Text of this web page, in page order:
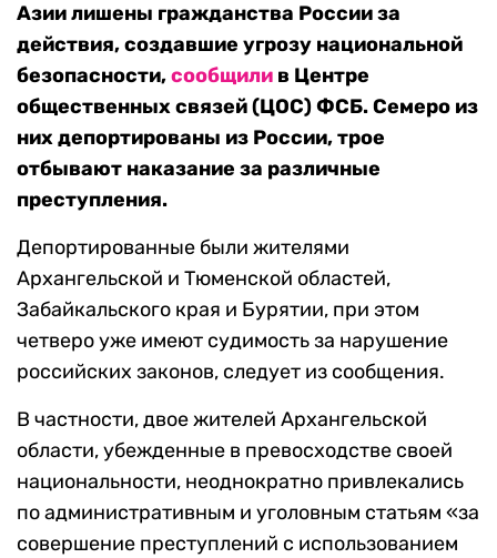
Азии лишены гражданства России за
действия, создавшие угрозу национальной
безопасности,сообщили в Центре
общественных связей (ЦОС) ФСБ. Семеро из
них депортированы из России, трое
отбывают наказание за различные
преступления.
Депортированные были жителями
Архангельской и Тюменской областей,
Забайкальского края и Бурятии, при этом
четверо уже имеют судимость за нарушение
российских законов, следует из сообщения.
В частности, двое жителей Архангельской
области, убежденные в превосходстве своей
национальности, неоднократно привлекались
по административным и уголовным статьям «за
совершение преступлений с использованием